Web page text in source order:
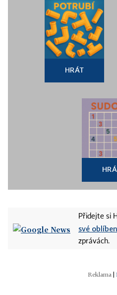
HRÁT
Přidejte si
své
zprávách.